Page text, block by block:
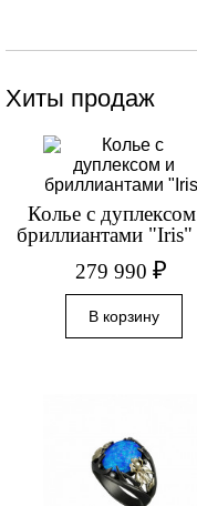
Хиты продаж
Колье с
бриллиантами "Iris"
279 990₽